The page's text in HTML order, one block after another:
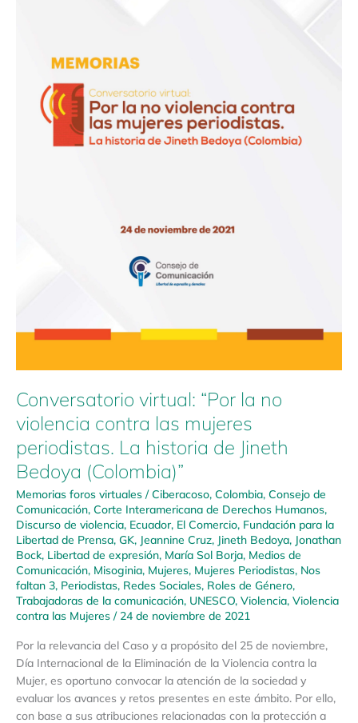
Conversatorio virtual: “Por la no
violencia contra las mujeres
periodistas. La historia de Jineth
Bedoya (Colombia)”
Memorias foros virtuales /Ciberacoso, Colombia, Consejo de
Comunicación, Corte Interamericana de Derechos Humanos,
Discurso de violencia, Ecuador, El Comercio, Fundación para la
Libertad de Prensa, GK, Jeannine Cruz, Jineth Bedoya, Jonathan
Bock, Libertad de expresión, María Sol Borja, Medios de
Comunicación, Misoginia, Mujeres, Mujeres Periodistas, Nos
faltan 3, Periodistas, Redes Sociales, Roles de Género,
Trabajadoras de la comunicación, UNESCO, Violencia, Violencia
contra las Mujeres / 24 de noviembre de 2021
Por la relevancia del Caso y a propósito del 25 de noviembre,
Día Internacional de la Eliminación de la Violencia contra la
Mujer, es oportuno convocar la atención de la sociedad y
evaluar los avances y retos presentes en este ámbito. Por ello,
con base a sus atribuciones relacionadas con la protección a
mujeres
historia